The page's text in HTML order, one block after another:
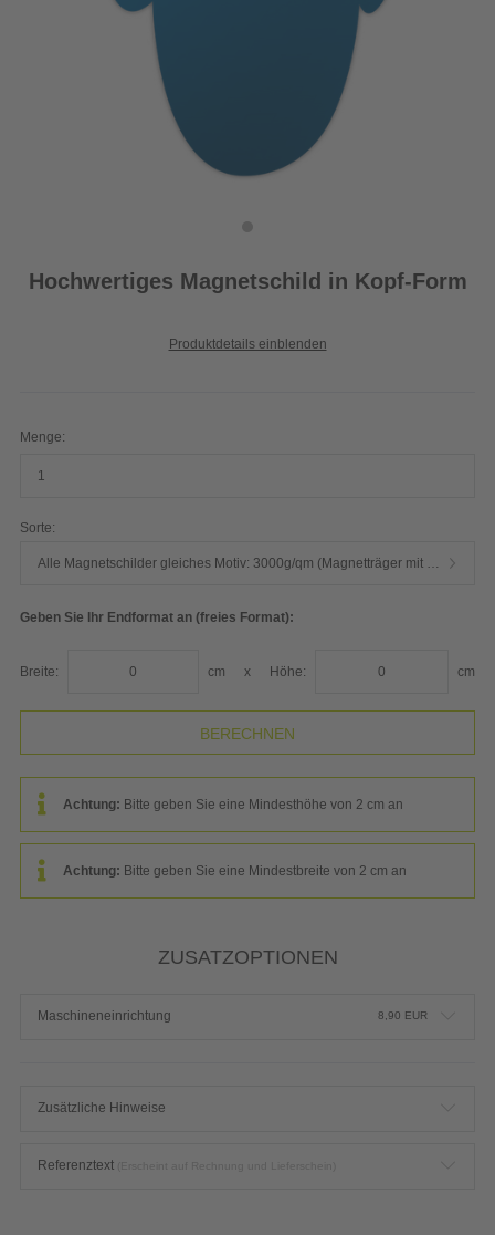
Hochwertiges Magnetschild in Kopf-Form
Produktdetails einblenden
Menge:
Sorte:
Geben Sie Ihr Endformat an (freies Format):
Breite: cm x Höhe: cm
Achtung: Bitte geben Sie eine Mindesthöhe von 2 cm an
Achtung: Bitte geben Sie eine Mindestbreite von 2 cm an
ZUSATZOPTIONEN
Maschineneinrichtung 8,90 EUR
Zusätzliche Hinweise
Referenztext